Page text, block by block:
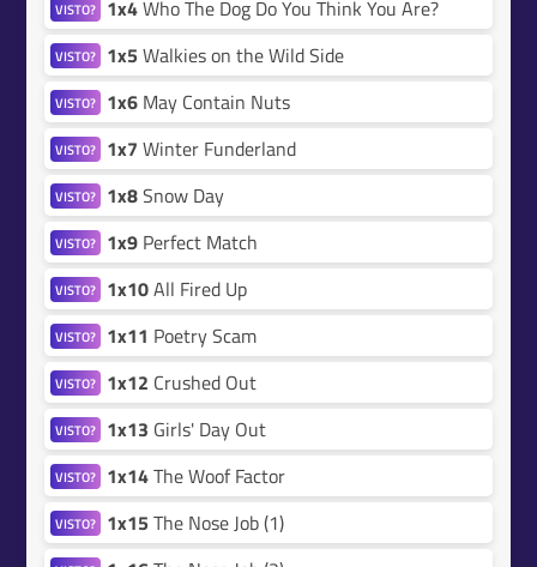
VISTO? 1x4Who The Dog Do You Think You Are?
VISTO? 1x5 Walkies on the Wild Side
VISTO? 1x6 May Contain Nuts
VISTO? 1x7 Winter Funderland
VISTO? 1x8Snow Day
VISTO? 1x9 Perfect Match
VISTO? 1x10All Fired Up
VISTO? 1x11 Poetry Scam
VISTO? 1x12 Crushed Out
VISTO? 1x13 Girls' Day Out
VISTO? 1x14The Woof Factor
VISTO? 1x15 The Nose Job (1)